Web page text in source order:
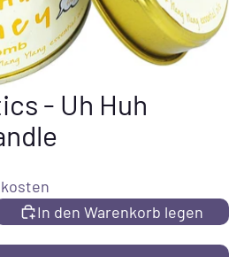
- Uh Huh
In den Warenkorb legen